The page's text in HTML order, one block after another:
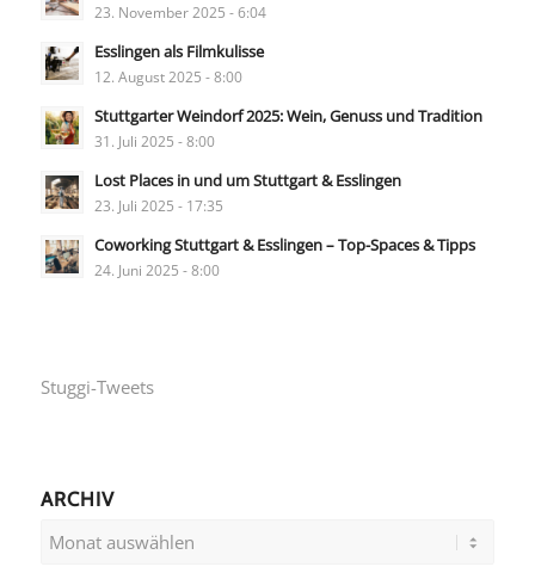
23. November 2025 - 6:04
Esslingen als Filmkulisse
12. August 2025 - 8:00
Stuttgarter Weindorf 2025: Wein, Genuss und Tradition
31. Juli 2025 - 8:00
Lost Places in und um Stuttgart & Esslingen
23. Juli 2025 - 17:35
Coworking Stuttgart & Esslingen – Top-Spaces & Tipps
24. Juni 2025 - 8:00
Stuggi-Tweets
ARCHIV